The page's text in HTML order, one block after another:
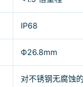
IP68
Ф26.8mm
对不锈钢无腐蚀